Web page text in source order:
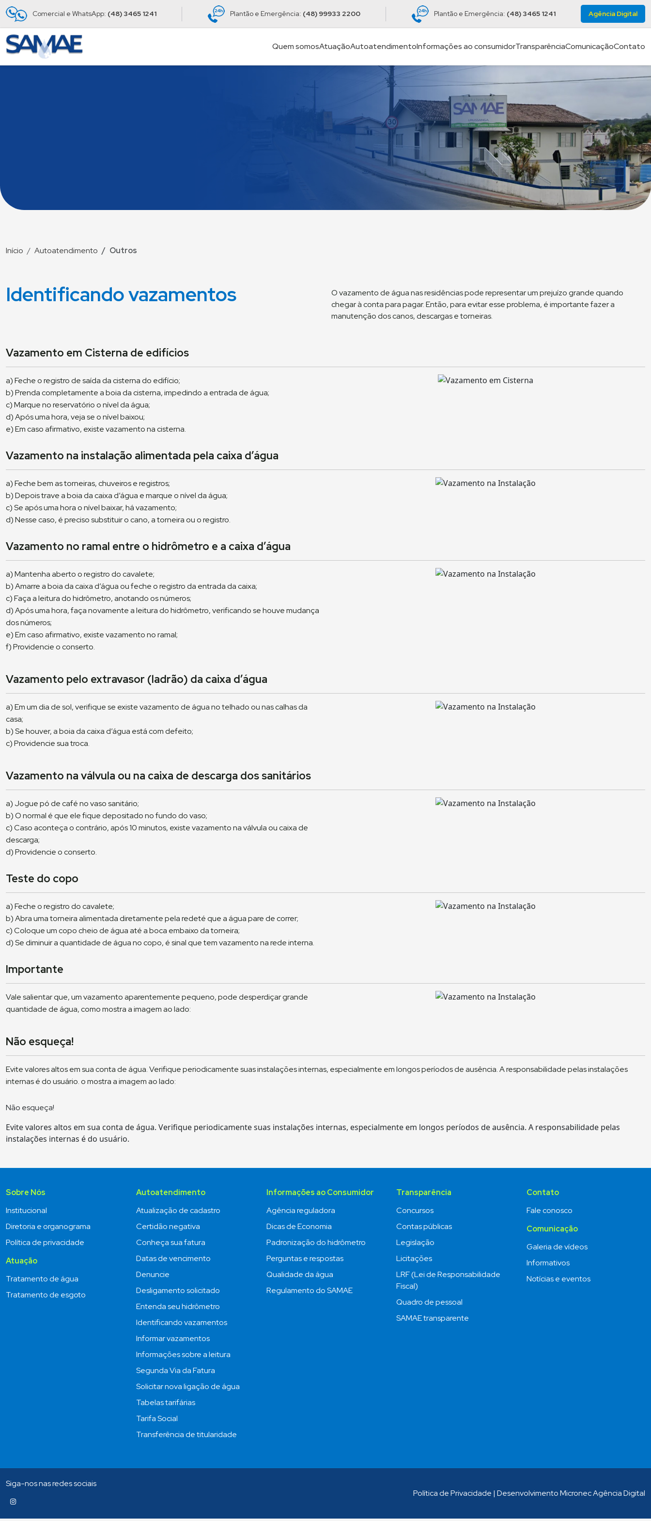
Comercial e WhatsApp: (48) 3465 1241 Plantão e Emergência: (48) 99933 2200 Plantão e Emergência: (48) 3465 1241 Agência Digital
Quem somosAtuaçãoAutoatendimentoInformações ao consumidorTransparênciaComunicaçãoContato
Início Autoatendimento Outros
Identificando vazamentos
O vazamento de água nas residências pode representar um prejuízo grande quando
chegar à conta para pagar. Então, para evitar esse problema, é importante fazer a
manutenção dos canos, descargas e torneiras.
Vazamento em Cisterna de edifícios
a) Feche o registro de saída da cisterna do edifício;
b) Prenda completamente a boia da cisterna, impedindo a entrada de água;
c) Marque no reservatório o nível da água;
d) Após uma hora, veja se o nível baixou;
e) Em caso afirmativo, existe vazamento na cisterna.
Vazamento na instalação alimentada pela caixa d’água
a) Feche bem as torneiras, chuveiros e registros;
b) Depois trave a boia da caixa d’água e marque o nível da água;
c) Se após uma hora o nível baixar, há vazamento;
d) Nesse caso, é preciso substituir o cano, a torneira ou o registro.
Vazamento no ramal entre o hidrômetro e a caixa d’água
a) Mantenha aberto o registro do cavalete;
b) Amarre a boia da caixa d’água ou feche o registro da entrada da caixa;
c) Faça a leitura do hidrômetro, anotando os números;
d) Após uma hora, faça novamente a leitura do hidrômetro, verificando se houve mudança
dos números;
e) Em caso afirmativo, existe vazamento no ramal;
f) Providencie o conserto.
Vazamento pelo extravasor (ladrão) da caixa d’água
a) Em um dia de sol, verifique se existe vazamento de água no telhado ou nas calhas da
casa;
b) Se houver, a boia da caixa d’água está com defeito;
c) Providencie sua troca.
Vazamento na válvula ou na caixa de descarga dos sanitários
a) Jogue pó de café no vaso sanitário;
b) O normal é que ele fique depositado no fundo do vaso;
c) Caso aconteça o contrário, após 10 minutos, existe vazamento na válvula ou caixa de
descarga;
d) Providencie o conserto.
Teste do copo
a) Feche o registro do cavalete;
b) Abra uma torneira alimentada diretamente pela redeté que a água pare de correr;
c) Coloque um copo cheio de água até a boca embaixo da torneira;
d) Se diminuir a quantidade de água no copo, é sinal que tem vazamento na rede interna.
Importante
Vale salientar que, um vazamento aparentemente pequeno, pode desperdiçar grande
quantidade de água, como mostra a imagem ao lado:
Não esqueça!
Evite valores altos em sua conta de água. Verifique periodicamente suas instalações internas, especialmente em longos períodos de ausência. A responsabilidade pelas instalações
internas é do usuário. o mostra a imagem ao lado:
Não esqueça!
Evite valores altos em sua conta de água. Verifique periodicamente suas instalações internas, especialmente em longos períodos de ausência. A responsabilidade pelas
instalações internas é do usuário.
Sobre Nós
Institucional
Diretoria e organograma
Política de privacidade
Atuação
Tratamento de água
Tratamento de esgoto
Autoatendimento
Atualização de cadastro
Certidão negativa
Conheça sua fatura
Datas de vencimento
Denuncie
Desligamento solicitado
Entenda seu hidrômetro
Identificando vazamentos
Informar vazamentos
Informações sobre a leitura
Segunda Via da Fatura
Solicitar nova ligação de água
Tabelas tarifárias
Tarifa Social
Transferência de titularidade
Informações ao Consumidor
Agência reguladora
Dicas de Economia
Padronização do hidrômetro
Perguntas e respostas
Qualidade da água
Regulamento do SAMAE
Transparência
Concursos
Contas públicas
Legislação
Licitações
LRF (Lei de Responsabilidade
Fiscal)
Quadro de pessoal
SAMAE transparente
Contato
Fale conosco
Comunicação
Galeria de vídeos
Informativos
Notícias e eventos
Siga-nos nas redes sociais
Política de Privacidade | Desenvolvimento Micronec Agência Digital